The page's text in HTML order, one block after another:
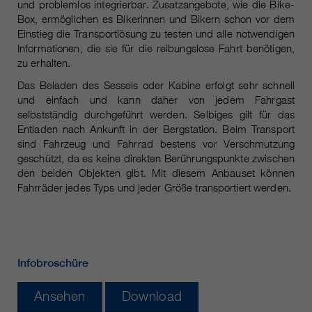
und problemlos integrierbar. Zusatzangebote, wie die Bike-
Box, ermöglichen es Bikerinnen und Bikern schon vor dem
Einstieg die Transportlösung zu testen und alle notwendigen
Informationen, die sie für die reibungslose Fahrt benötigen,
zu erhalten.
Das Beladen des Sessels oder Kabine erfolgt sehr schnell
und einfach und kann daher von jedem Fahrgast
selbstständig durchgeführt werden. Selbiges gilt für das
Entladen nach Ankunft in der Bergstation. Beim Transport
sind Fahrzeug und Fahrrad bestens vor Verschmutzung
geschützt, da es keine direkten Berührungspunkte zwischen
den beiden Objekten gibt. Mit diesem Anbauset können
Fahrräder jedes Typs und jeder Größe transportiert werden.
Infobroschüre
Ansehen Download
Zweck
Wird verwendet, um vor Spam zu
schützen, welches durch Spam-
Name cookie_optin
Anbieter sgalinski Cookie Opt In
Laufzeit 30 Tage
Speichert die vom Benutzer
Name
_ga, _gid, _gat, __utma, __utmb,
__utmc, __utmd, __utmz
Anbieter
Laufzeit
Mehrere - variieren zwischen 2
Jahren und 6 Monaten oder noch
kürzer.
Diese Cookies werden von Google
Analytics verwendet, um
verschiedene Arten von
den Datenschutzbestimmungen
von Google Analytics unter
Cookie-Informationen